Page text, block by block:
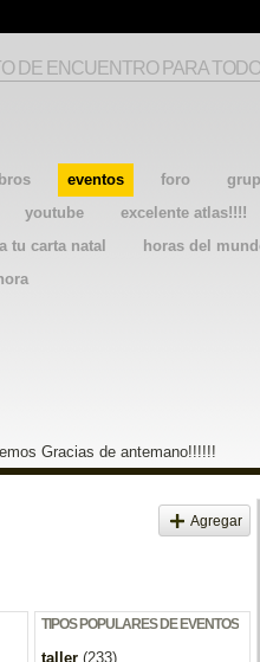
eventos foro
youtube excelente atlas!!!!
tu carta natal horas del
DE ENCUENTRO PARA
Gracias de antemano!!!!!!
Agregar
TIPOS POPULARES DE EVENTOS
taller (233)